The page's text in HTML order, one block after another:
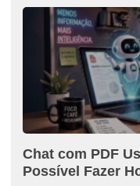
Chat com PDF
Possível Fazer